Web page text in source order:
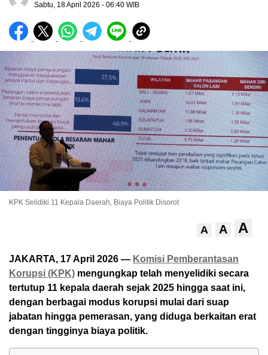
Sabtu, 18 April 2026 - 06:40 WIB
KPK Selidiki 11 Kepala Daerah, Biaya Politik Disorot
A A A
JAKARTA, 17 April 2026 — Komisi Pemberantasan
Korupsi (KPK) mengungkap telah menyelidiki secara
tertutup 11 kepala daerah sejak 2025 hingga saat ini,
dengan berbagai modus korupsi mulai dari suap
jabatan hingga pemerasan, yang diduga berkaitan erat
dengan tingginya biaya politik.